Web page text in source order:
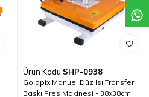
Ürün Kodu SHP-0938
Goldpix Manuel Düz Isı Transfer
Baskı Pres Makinesi - 38x38cm